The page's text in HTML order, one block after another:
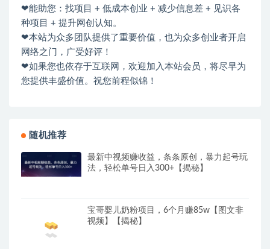
❤能助您：找项目 + 低成本创业 + 减少信息差 + 见识各
种项目 + 提升网创认知。
❤本站为众多团队提供了重要价值，也为众多创业者开启
网络之门，广受好评！
❤如果您也依存于互联网，欢迎加入本站会员，将尽早为
您提供丰盛价值。祝您前程似锦！
随机推荐
最新中视频赚收益，条条原创，暴力起号玩
法，轻松单号日入300+【揭秘】
宝哥婴儿奶粉项目，6个月赚85w【图文非
视频】【揭秘】